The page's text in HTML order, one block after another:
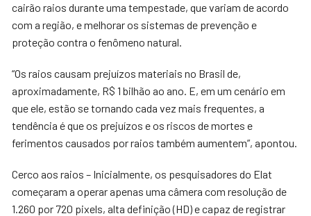
cairão raios durante uma tempestade, que variam de acordo
com a região, e melhorar os sistemas de prevenção e
proteção contra o fenômeno natural.
“Os raios causam prejuízos materiais no Brasil de,
aproximadamente, R$ 1 bilhão ao ano. E, em um cenário em
que ele, estão se tornando cada vez mais frequentes, a
tendência é que os prejuízos e os riscos de mortes e
ferimentos causados por raios também aumentem”, apontou.
Cerco aos raios – Inicialmente, os pesquisadores do Elat
começaram a operar apenas uma câmera com resolução de
1.260 por 720 pixels, alta definição (HD) e capaz de registrar